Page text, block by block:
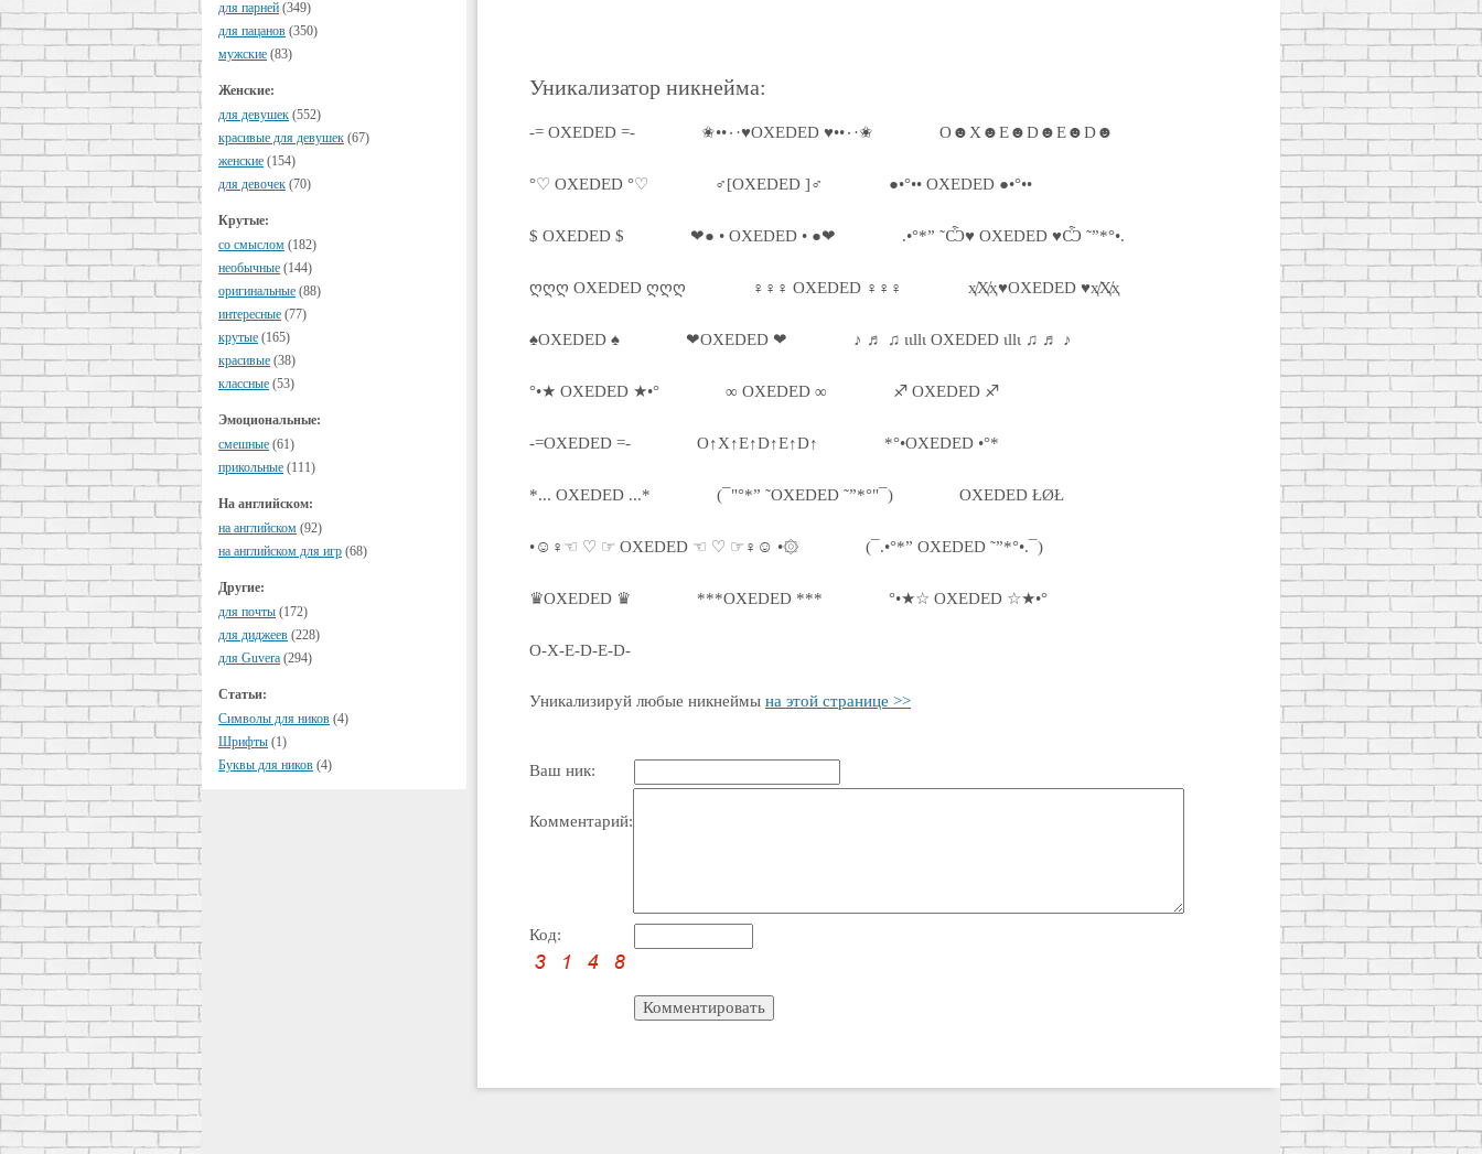
для парней (349)
для пацанов (350)
мужские (83)
Женские:
для девушек (552)
красивые для девушек (67)
женские (154)
для девочек (70)
Крутые:
cо смыслом (182)
необычные (144)
оригинальные (88)
интересные (77)
крутые (165)
красивые (38)
классные (53)
Эмоциональные:
смешные (61)
прикольные (111)
На английском:
на английском (92)
на английском для игр (68)
Другие:
для почты (172)
для диджеев (228)
для Guvera (294)
Статьи:
Символы для ников (4)
Шрифты (1)
Буквы для ников (4)
Уникализатор никнейма:
-= OXEDED =- ✬••٠·♥OXEDED ♥••٠·✬ O☻X☻E☻D☻E☻D☻
°♡ OXEDED °♡ ♂[OXEDED ]♂ ●•°•• OXEDED ●•°••
$ OXEDED $ ❤● • OXEDED • ●❤ .•°*” ˜Ѽ♥ OXEDED ♥Ѽ ˜”*°•.
ღღღ OXEDED ღღღ ♀♀♀ OXEDED ♀♀♀ ҳ̸Ҳ̸ҳ♥OXEDED ♥ҳ̸Ҳ̸ҳ
♠OXEDED ♠ ❤OXEDED ❤ ♪ ♬ ♫ ιιllι OXEDED ιllι ♫ ♬ ♪
°•★ OXEDED ★•° ∞ OXEDED ∞ ♐ OXEDED ♐
-=OXEDED =- O↑X↑E↑D↑E↑D↑ *°•OXEDED •°*
*... OXEDED ...* (¯"°*” ˜OXEDED ˜”*°"¯) OXEDED ŁØŁ
•☺♀☜ ♡ ☞ OXEDED ☜ ♡ ☞♀☺ •۞ (¯.•°*” OXEDED ˜”*°•.¯)
♛OXEDED ♛ ***OXEDED *** °•★☆ OXEDED ☆★•°
O-X-E-D-E-D-
Уникализируй любые никнеймы на этой странице >>
Ваш ник:
Комментарий:
Код: